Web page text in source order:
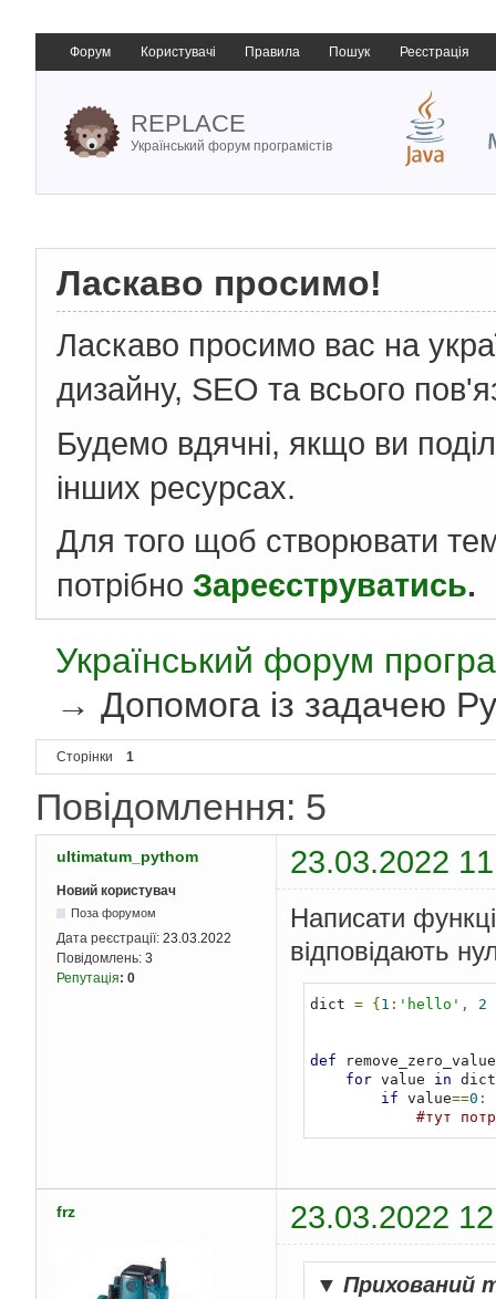
Форум Користувачі Правила Пошук Реєстрація
REPLACE
Український форум програмістів
Ласкаво просимо!
Ласкаво просимо вас на
дизайну, SEO та всього
Будемо вдячні, якщо ви
інших ресурсах.
Для того щоб створювати
потрібно Зареєструватись.
Український форум
→Допомога із задачею
Сторінки 1
Повідомлення: 5
ultimatum_pythom 23.03.2022
Новий користувач
Поза форумом
Дата реєстрації: 23.03.2022
Повідомлень: 3
Репутація: 0
Написати
відповідають
dict = { 1 : 'hello' , 2
def
for value in dict
if value==0 :
#тут
frz 23.03.2022
▼ Прихований